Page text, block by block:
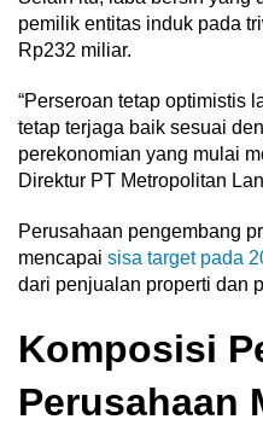
pemilik entitas induk pada
Rp232 miliar.
“Perseroan tetap optimistis
tetap terjaga baik sesuai
perekonomian yang mulai
Direktur PT Metropolitan
Perusahaan pengembang
mencapai sisa target pada
dari penjualan properti dan
Komposisi
Perusahaan